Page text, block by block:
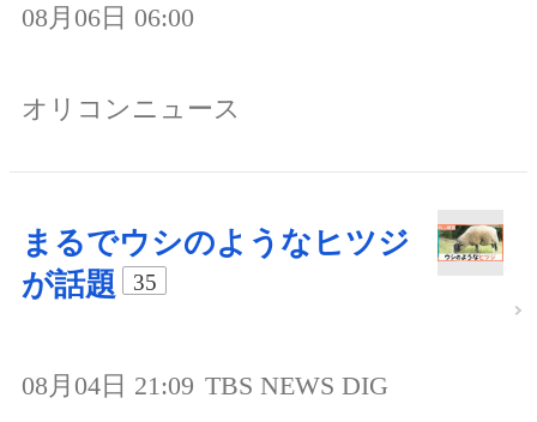
08月06日 06:00
オリコンニュース
まるでウシのようなヒツジ
が話題
35
08月04日 21:09 TBS NEWS DIG